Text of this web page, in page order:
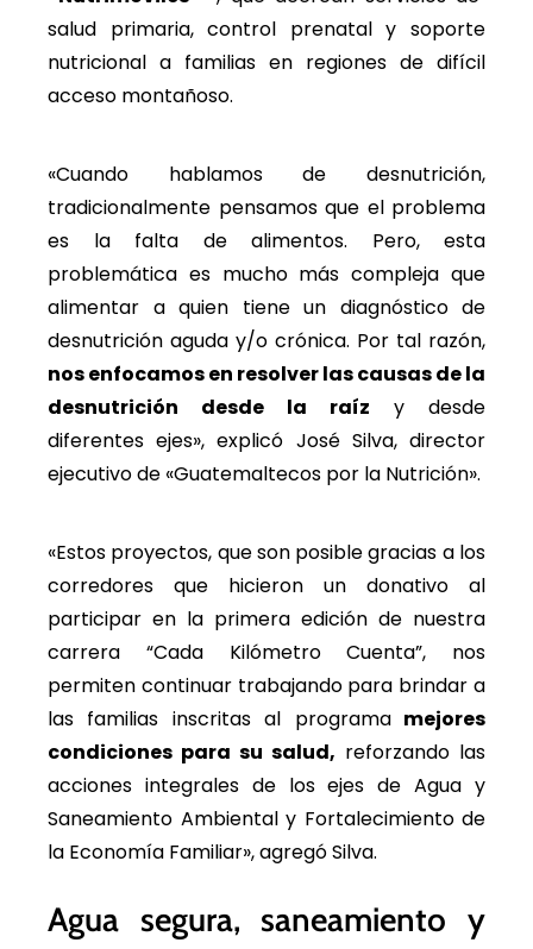
salud primaria, control prenatal y soporte
nutricional a familias en regiones de difícil
acceso montañoso.
«Cuando hablamos de desnutrición,
tradicionalmente pensamos que el problema
es la falta de alimentos. Pero, esta
problemática es mucho más compleja que
alimentar a quien tiene un diagnóstico de
desnutrición aguda y/o crónica. Por tal razón,
nos enfocamos en resolver las causas de la
desnutrición desde la raíz y desde
diferentes ejes», explicó José Silva, director
ejecutivo de «Guatemaltecos por la Nutrición».
«Estos proyectos, que son posible gracias a los
corredores que hicieron un donativo al
participar en la primera edición de nuestra
carrera “Cada Kilómetro Cuenta”, nos
permiten continuar trabajando para brindar a
las familias inscritas al programamejores
condiciones para su salud, reforzando las
acciones integrales de los ejes de Agua y
Saneamiento Ambiental y Fortalecimiento de
la Economía Familiar», agregó Silva.
Agua segura, saneamiento y